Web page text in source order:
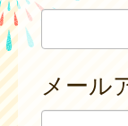
メール